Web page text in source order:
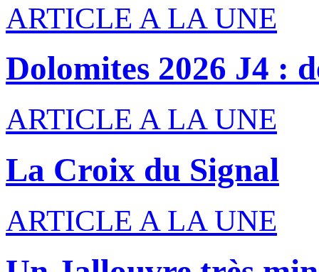
ARTICLE A LA UNE
Dolomites 2026 J4 :
ARTICLE A LA UNE
La Croix du Signal
ARTICLE A LA UNE